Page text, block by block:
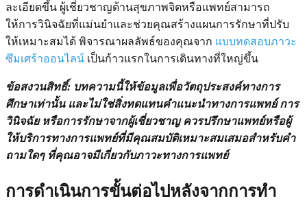
ละเอียดขึ้น ผู้เชี่ยวชาญด้านสุขภาพจิตหรือแพทย์สามารถ
ให้การวินิจฉัยที่แม่นยำและช่วยคุณสร้างแผนการรักษาที่ปรับ
ให้เหมาะสมได้ พิจารณาผลลัพธ์ของคุณจาก แบบทดสอบภาวะ
ซึมเศร้าออนไลน์ เป็นก้าวแรกในการเดินทางที่ใหญ่ขึ้น
ข้อสงวนสิทธิ์: บทความนี้ให้ข้อมูลเพื่อวัตถุประสงค์ทางการ
ศึกษาเท่านั้น และไม่ใช่สิ่งทดแทนคำแนะนำทางการแพทย์ การ
วินิจฉัย หรือการรักษาจากผู้เชี่ยวชาญ ควรปรึกษาแพทย์หรือผู้
ให้บริการทางการแพทย์ที่มีคุณสมบัติเหมาะสมเสมอสำหรับคำ
ถามใดๆ ที่คุณอาจมีเกี่ยวกับภาวะทางการแพทย์
การดำเนินการขั้นต่อไปหลังจากการทำ